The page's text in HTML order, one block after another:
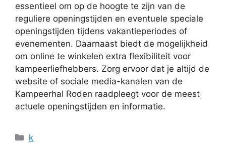
essentieel om op de hoogte te zijn van de
reguliere openingstijden en eventuele speciale
openingstijden tijdens vakantieperiodes of
evenementen. Daarnaast biedt de mogelijkheid
om online te winkelen extra flexibiliteit voor
kampeerliefhebbers. Zorg ervoor dat je altijd de
website of sociale media-kanalen van de
Kampeerhal Roden raadpleegt voor de meest
actuele openingstijden en informatie.
Categorieën
k